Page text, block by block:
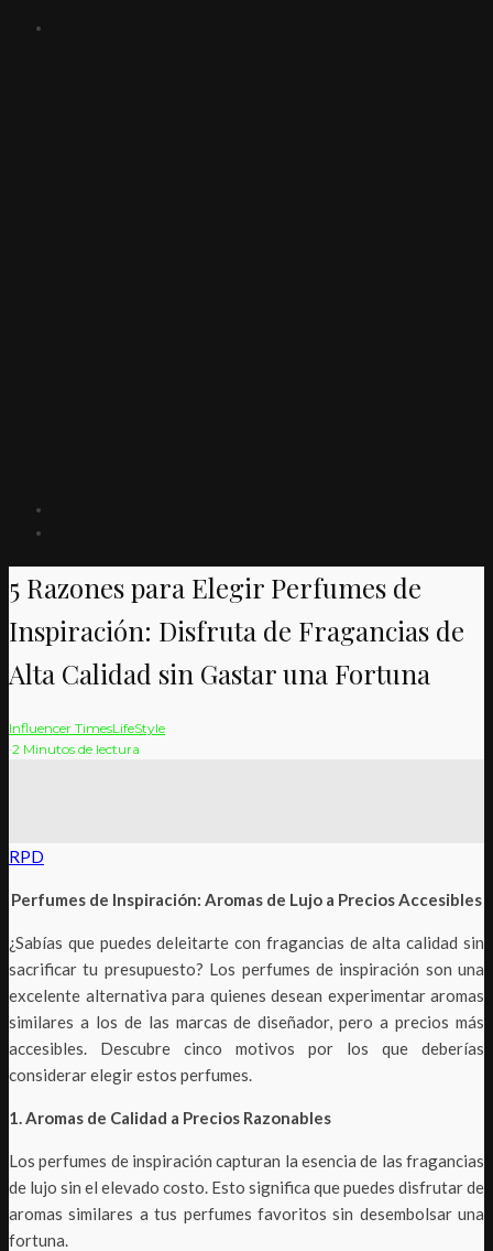
5 Razones para Elegir Perfumes de
Inspiración: Disfruta de Fragancias de
Alta Calidad sin Gastar una Fortuna
Influencer TimesLifeStyle
·2 Minutos de lectura
RPD
Perfumes de Inspiración: Aromas de Lujo a Precios Accesibles
¿Sabías que puedes deleitarte con fragancias de alta calidad sin
sacrificar tu presupuesto? Los perfumes de inspiración son una
excelente alternativa para quienes desean experimentar aromas
similares a los de las marcas de diseñador, pero a precios más
accesibles. Descubre cinco motivos por los que deberías
considerar elegir estos perfumes.
1. Aromas de Calidad a Precios Razonables
Los perfumes de inspiración capturan la esencia de las fragancias
de lujo sin el elevado costo. Esto significa que puedes disfrutar de
aromas similares a tus perfumes favoritos sin desembolsar una
fortuna.